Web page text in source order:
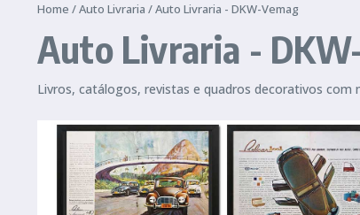
Home /Auto Livraria /Auto Livraria - DKW-Vemag
Auto Livraria -
Livros, catálogos, revistas e quadros decorativos com